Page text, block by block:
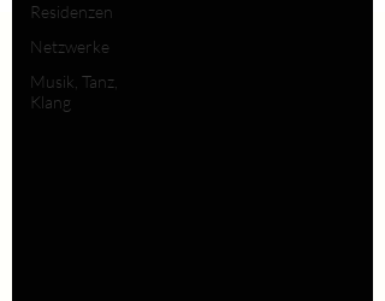
Residenzen
Netzwerke
Musik, Tanz,
Klang